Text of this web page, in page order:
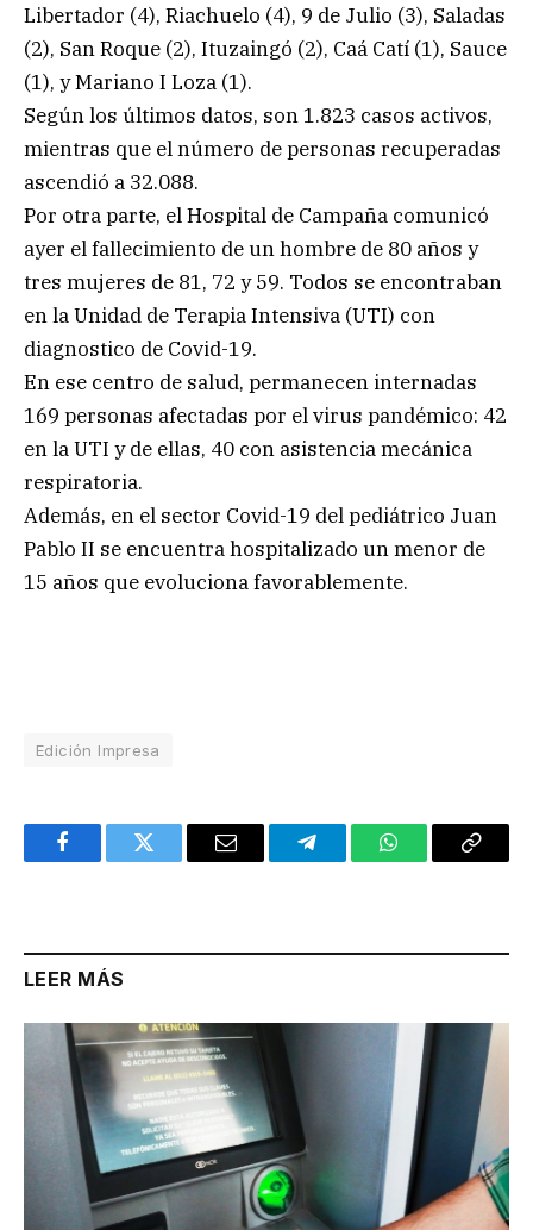
Libertador (4), Riachuelo (4), 9 de Julio (3), Saladas
(2), San Roque (2), Ituzaingó (2), Caá Catí (1), Sauce
(1), y Mariano I Loza (1).
Según los últimos datos, son 1.823 casos activos,
mientras que el número de personas recuperadas
ascendió a 32.088.
Por otra parte, el Hospital de Campaña comunicó
ayer el fallecimiento de un hombre de 80 años y
tres mujeres de 81, 72 y 59. Todos se encontraban
en la Unidad de Terapia Intensiva (UTI) con
diagnostico de Covid-19.
En ese centro de salud, permanecen internadas
169 personas afectadas por el virus pandémico: 42
en la UTI y de ellas, 40 con asistencia mecánica
respiratoria.
Además, en el sector Covid-19 del pediátrico Juan
Pablo II se encuentra hospitalizado un menor de
15 años que evoluciona favorablemente.
Edición Impresa
FacebookTwitter Email TelegramWhatsAppCopy
LEER MÁS